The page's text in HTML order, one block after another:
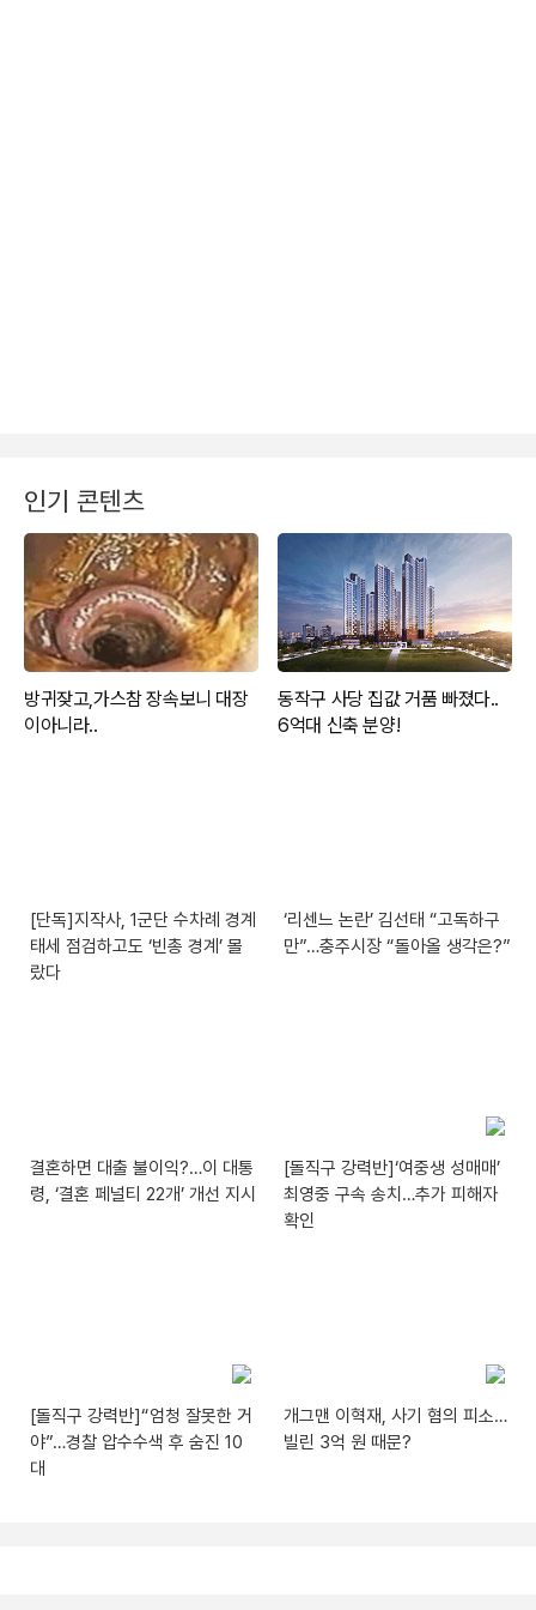
인기 콘텐츠
[단독]지작사, 1군단 수차례 경계
태세 점검하고도 ‘빈총 경계’ 몰
랐다
‘리센느 논란’ 김선태 “고독하구
만”…충주시장 “돌아올 생각은?”
결혼하면 대출 불이익?…이 대통
령, ‘결혼 페널티 22개’ 개선 지시
[돌직구 강력반]‘여중생 성매매’
최영중 구속 송치…추가 피해자
확인
[돌직구 강력반]“엄청 잘못한 거
야”…경찰 압수수색 후 숨진 10
대
개그맨 이혁재, 사기 혐의 피소…
빌린 3억 원 때문?